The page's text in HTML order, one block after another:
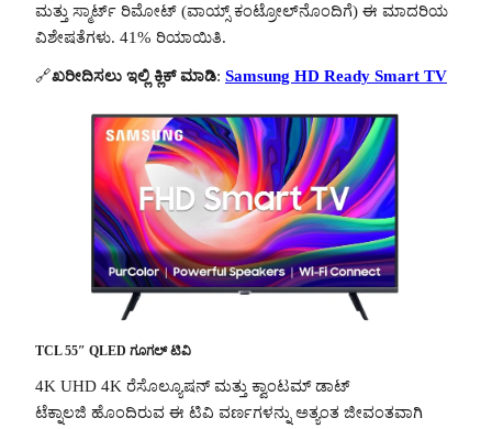
ಮತ್ತು ಸ್ಮಾರ್ಟ್ ರಿಮೋಟ್ (ವಾಯ್ಸ್ ಕಂಟ್ರೋಲ್‌ನೊಂದಿಗೆ) ಈ ಮಾದರಿಯ
ವಿಶೇಷತೆಗಳು. 41% ರಿಯಾಯಿತಿ.
🔗ಖರೀದಿಸಲು ಇಲ್ಲಿ ಕ್ಲಿಕ್ ಮಾಡಿ: Samsung HD Ready Smart TV
TCL 55″ QLED ಗೂಗಲ್ ಟಿವಿ
4K UHD 4K ರೆಸೊಲ್ಯೂಷನ್ ಮತ್ತು ಕ್ವಾಂಟಮ್ ಡಾಟ್
ಟೆಕ್ನಾಲಜಿ ಹೊಂದಿರುವ ಈ ಟಿವಿ ವರ್ಣಗಳನ್ನು ಅತ್ಯಂತ ಜೀವಂತವಾಗಿ